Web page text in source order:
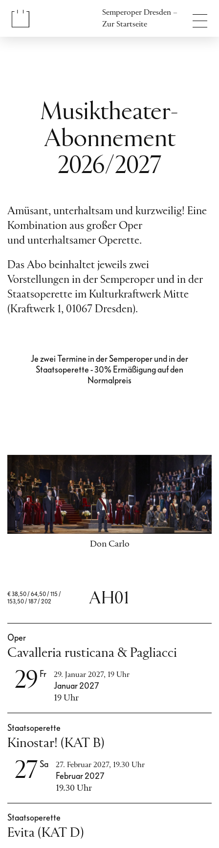
Semperoper Dresden –
Zur Startseite
Musiktheater-
Abonnement
2026/2027
Amüsant, unterhaltsam und kurzweilig! Eine
Kombination aus großer Oper
und unterhaltsamer Operette.
Das Abo beinhaltet jeweils zwei
Vorstellungen in der Semperoper und in der
Staatsoperette im Kulturkraftwerk Mitte
(Kraftwerk 1, 01067 Dresden).
Je zwei Termine in der Semperoper und in der
Staatsoperette - 30% Ermäßigung auf den
Normalpreis
Don Carlo
€38,50 / 64,50 / 115 /
153,50 / 187 / 202
AH01
29 Fr 29. Januar 2027, 19 Uhr
Januar 2027
19 Uhr
Cavalleria rusticana & Pagliacci
Oper
27 Sa 27. Februar 2027, 19.30 Uhr
Februar 2027
19.30 Uhr
Kinostar! (KAT B)
Staatsoperette
Evita (KAT D)
Staatsoperette